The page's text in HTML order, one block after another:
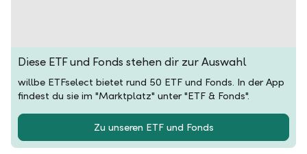
Diese ETF und Fonds stehen dir zur Auswahl
willbe ETFselect bietet rund 50 ETF und Fonds. In der App
findest du sie im "Marktplatz" unter "ETF & Fonds".
Zu unseren ETF und Fonds